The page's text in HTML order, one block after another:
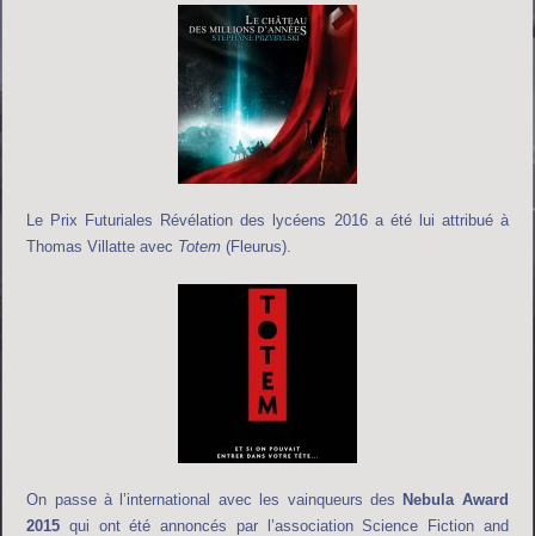
Le Prix Futuriales Révélation des lycéens 2016 a été lui attribué à
Thomas Villatte avec Totem (Fleurus).
On passe à l’international avec les vainqueurs des Nebula Award
2015 qui ont été annoncés par l’association Science Fiction and